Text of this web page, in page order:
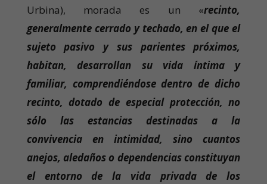
Urbina), morada es un «recinto,
generalmente cerrado y techado, en el que el
sujeto pasivo y sus parientes próximos,
habitan, desarrollan su vida íntima y
familiar, comprendiéndose dentro de dicho
recinto, dotado de especial protección, no
sólo las estancias destinadas a la
convivencia en intimidad, sino cuantos
anejos, aledaños o dependencias constituyan
el entorno de la vida privada de los